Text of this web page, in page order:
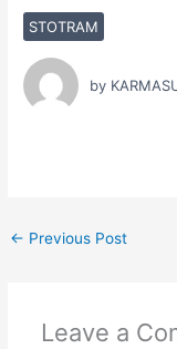
STOTRAM
by
← Previous Post
Leave a